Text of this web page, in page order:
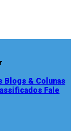
Blogs & Colunas
Fale